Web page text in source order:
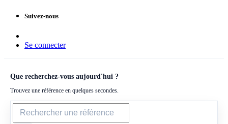
Suivez-nous
Se connecter
Que recherchez-vous aujourd'hui ?
Trouvez une référence en quelques secondes.